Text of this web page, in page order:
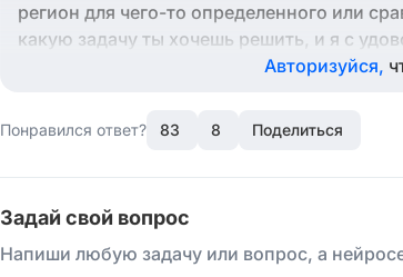
регион для чего-то определенного или
какую задачу ты хочешь решить, и я с
Авторизуйся,
Понравился ответ? 83 8 Поделиться
Задай свой вопрос
Напиши любую задачу или вопрос, а